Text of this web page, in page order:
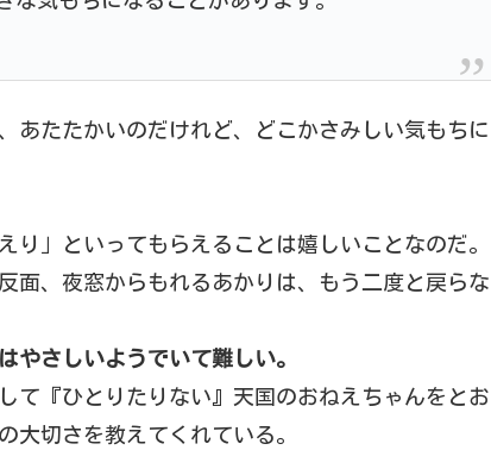
あたたかいのだけれど、どこかさみしい気もちに
」といってもらえることは嬉しいことなのだ。
面、夜窓からもれるあかりは、もう二度と戻らな
やさしいようでいて難しい。
て『ひとりたりない』天国のおねえちゃんをとお
大切さを教えてくれている。